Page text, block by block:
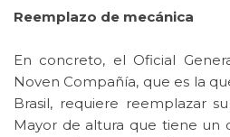
Reemplazo de mecánica
En concreto, el Oficial
Noven Compañía, que es la
Brasil, requiere reemplazar
Mayor de altura que tiene un